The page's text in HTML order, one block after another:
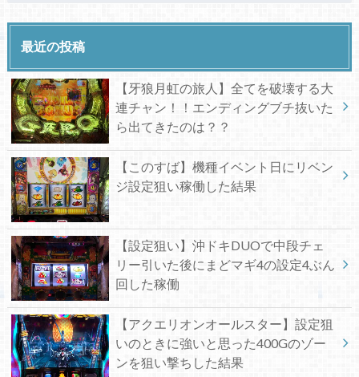
最近の投稿
【牙狼月虹の旅人】全てを破壊する大
連チャン！！エンディングブチ抜いた
ら出てきたのは？？
【このすば】機種イベント日にリベン
ジ設定狙い稼働した結果
【設定狙い】沖ドキDUOで中段チェ
リー引いた後にまどマギ4の設定4ぶん
回した稼働
【アクエリオンオールスター】設定狙
いのときに強いと思った400Gのゾー
ンを狙い撃ちした結果